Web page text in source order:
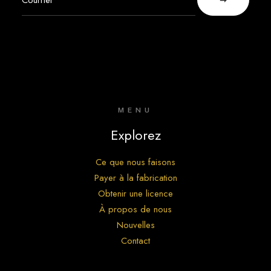
MENU
Explorez
Ce que nous faisons
Payer à la fabrication
Obtenir une licence
À propos de nous
Nouvelles
Contact